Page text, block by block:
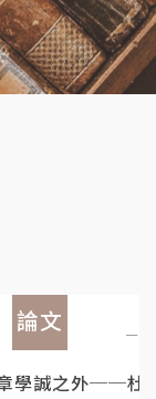
論文
學誠之外──杜